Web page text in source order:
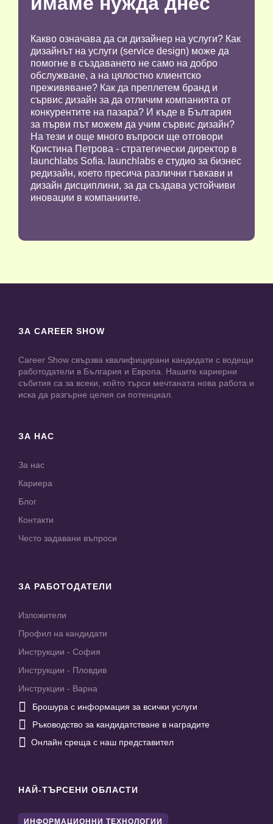
Какво означава да си дизайнер на услуги? Как
дизайнът на услуги (service design) може да
помогне в създаването не само на добро
обслужване, а на цялостно клиентско
преживяване? Как да преплетем бранд и
сървис дизайн за да отличим компанията от
конкурентите на пазара? И къде в България
за първи път можем да учим сървис дизайн?
На тези и още много въпроси ще отговори
Кристина Петрова - стратегически директор в
launchlabs Sofia. launchlabs е студио за бизнес
редизайн, което пресича различни гъвкави и
дизайн дисциплини, за да създава устойчиви
иновации в компаниите.
ЗА CAREER SHOW
Career Show свързва квалифицирани кандидати с водещи
работодатели в България и Европа. Нашите кариерни
събития са за всеки, който търси мечтаната нова работа и
иска да разгърне целия си потенциал.
ЗА НАС
За нас
Кариера
Блог
Контакти
Често задавани въпроси
ЗА РАБОТОДАТЕЛИ
Изложители
Профил на кандидати
Инструкции - София
Инструкции - Пловдив
Инструкции - Варна
 Брошура с информация за всички услуги
 Ръководство за кандидатстване в наградите
 Онлайн среща с наш представител
НАЙ-ТЪРСЕНИ ОБЛАСТИ
ИНФОРМАЦИОННИ ТЕХНОЛОГИИ